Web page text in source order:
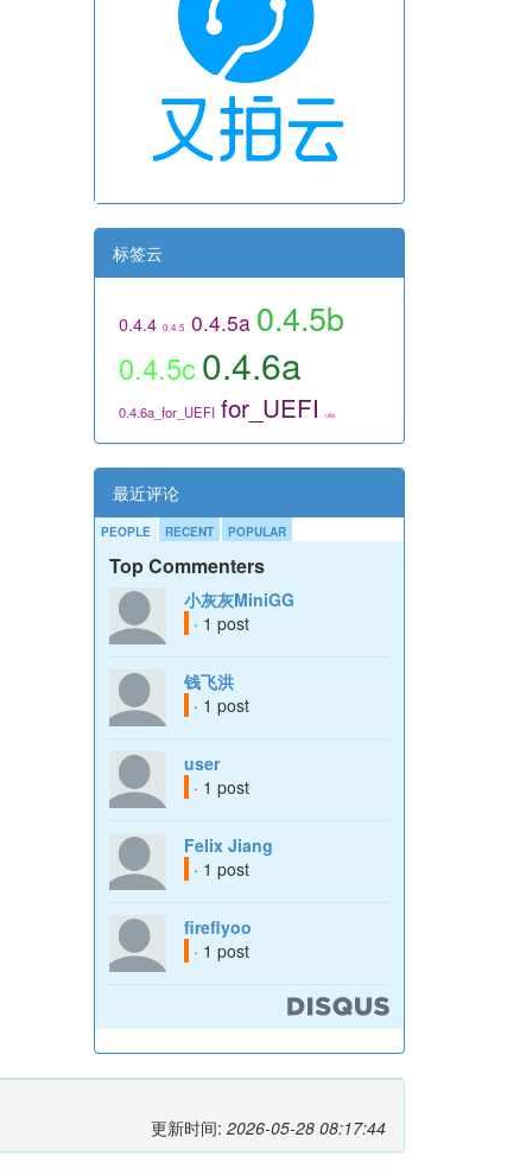
标签云
0.4.4 0.4.5 0.4.5a 0.4.5b
0.4.5c0.4.6a
0.4.6a_for_UEFI for_UEFI utils
最近评论
PEOPLE RECENT POPULAR
Top Commenters
小灰灰MiniGG
· 1 post
钱飞洪
· 1 post
user
· 1 post
Felix Jiang
· 1 post
fireflyoo
· 1 post
更新时间: 2026-05-28 08:17:44